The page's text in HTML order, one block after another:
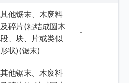
其他锯末、木废料
及碎片(粘结成圆木
段、块、片或类似
形状)(锯末)
-
其他锯末、木废料